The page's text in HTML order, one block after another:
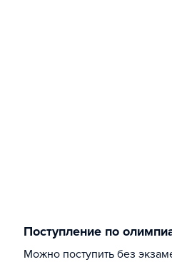
Поступление по
Можно поступить без